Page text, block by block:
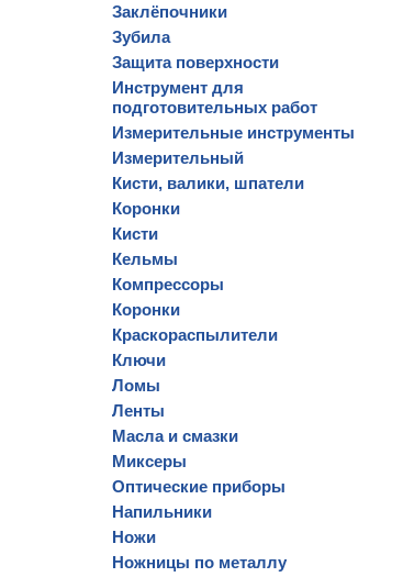
Заклёпочники
Зубила
Защита поверхности
Инструмент для
подготовительных работ
Измерительные инструменты
Измерительный
Кисти, валики, шпатели
Коронки
Кисти
Кельмы
Компрессоры
Коронки
Краскораспылители
Ключи
Ломы
Ленты
Масла и смазки
Миксеры
Оптические приборы
Напильники
Ножи
Ножницы по металлу